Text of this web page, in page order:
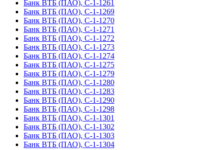
Банк ВТБ (ПАО), С-1-1261
Банк ВТБ (ПАО), С-1-1269
Банк ВТБ (ПАО), С-1-1270
Банк ВТБ (ПАО), С-1-1271
Банк ВТБ (ПАО), С-1-1272
Банк ВТБ (ПАО), С-1-1273
Банк ВТБ (ПАО), С-1-1274
Банк ВТБ (ПАО), С-1-1275
Банк ВТБ (ПАО), С-1-1279
Банк ВТБ (ПАО), С-1-1280
Банк ВТБ (ПАО), С-1-1283
Банк ВТБ (ПАО), С-1-1290
Банк ВТБ (ПАО), С-1-1298
Банк ВТБ (ПАО), С-1-1301
Банк ВТБ (ПАО), С-1-1302
Банк ВТБ (ПАО), С-1-1303
Банк ВТБ (ПАО), С-1-1304